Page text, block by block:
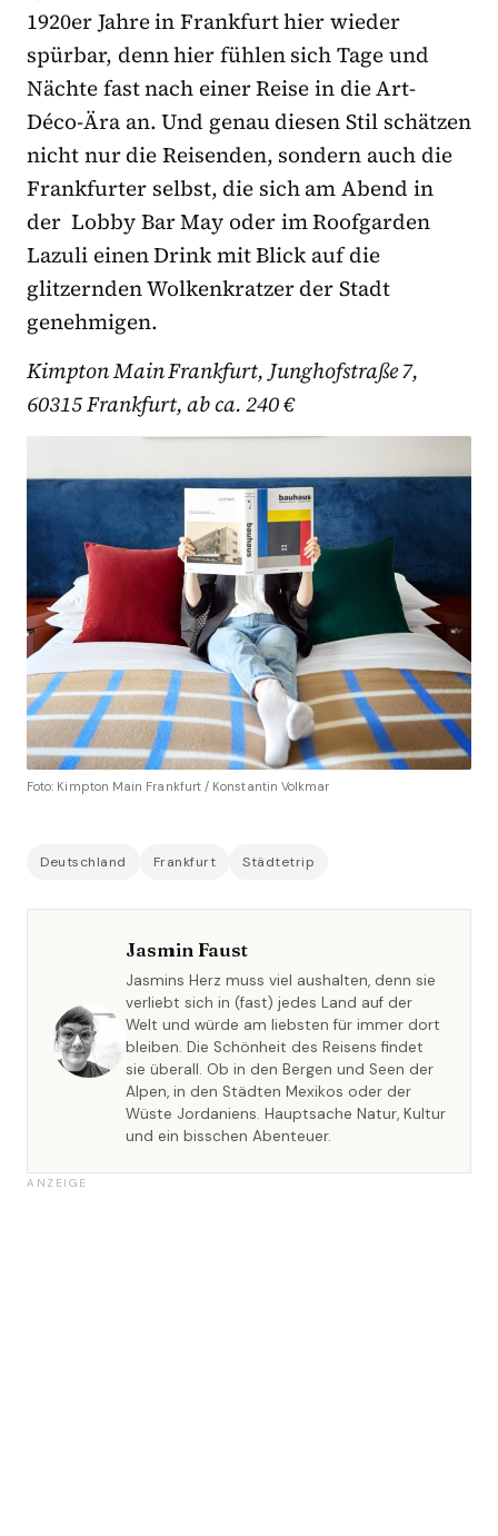
1920er Jahre in Frankfurt hier wieder
spürbar, denn hier fühlen sich Tage und
Nächte fast nach einer Reise in die Art-
Déco-Ära an. Und genau diesen Stil schätzen
nicht nur die Reisenden, sondern auch die
Frankfurter selbst, die sich am Abend in
der Lobby Bar May oder im Roofgarden
Lazuli einen Drink mit Blick auf die
glitzernden Wolkenkratzer der Stadt
genehmigen.
Kimpton Main Frankfurt, Junghofstraße 7,
60315 Frankfurt, ab ca. 240 €
Foto: Kimpton Main Frankfurt / Konstantin Volkmar
Deutschland Frankfurt Städtetrip
Jasmin Faust
Jasmins Herz muss viel aushalten, denn sie
verliebt sich in (fast) jedes Land auf der
Welt und würde am liebsten für immer dort
bleiben. Die Schönheit des Reisens findet
sie überall. Ob in den Bergen und Seen der
Alpen, in den Städten Mexikos oder der
Wüste Jordaniens. Hauptsache Natur, Kultur
und ein bisschen Abenteuer.
ANZEIGE